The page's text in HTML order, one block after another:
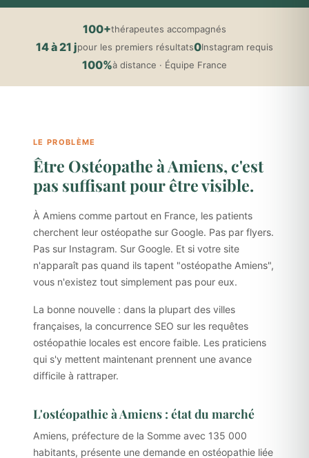
100+thérapeutes accompagnés
14 à 21 jpour les premiers résultats0Instagram requis
100%à distance · Équipe France
LE PROBLÈME
Être Ostéopathe à Amiens, c'est
pas suffisant pour être visible.
À Amiens comme partout en France, les patients
cherchent leur ostéopathe sur Google. Pas par flyers.
Pas sur Instagram. Sur Google. Et si votre site
n'apparaît pas quand ils tapent "ostéopathe Amiens",
vous n'existez tout simplement pas pour eux.
La bonne nouvelle : dans la plupart des villes
françaises, la concurrence SEO sur les requêtes
ostéopathie locales est encore faible. Les praticiens
qui s'y mettent maintenant prennent une avance
difficile à rattraper.
L'ostéopathie à Amiens : état du marché
Amiens, préfecture de la Somme avec 135 000
habitants, présente une demande en ostéopathie liée